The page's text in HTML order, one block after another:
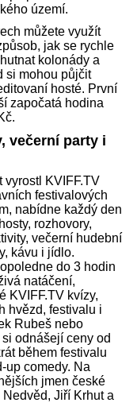
území.
můžete využít
jak se rychle
kolonády a
si mohou půjčit
hosté. První
započatá hodina
večerní party i
KVIFF.TV
festivalových
nabídne každý den
rozhovory,
večerní hudební
kávu i jídlo.
do 3 hodin
natáčení,
KVIFF.TV kvízy,
hvězd, festivalu i
Rubeš nebo
odnášejí ceny od
během festivalu
up comedy. Na
jmen české
Jiří Krhut a